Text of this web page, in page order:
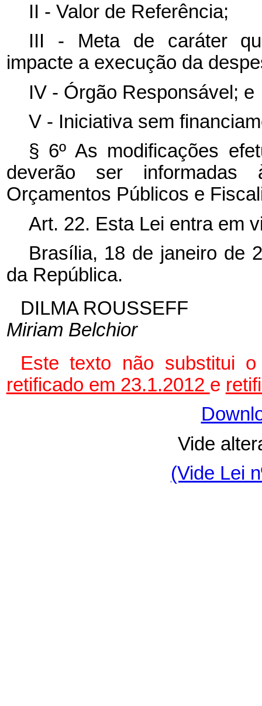
II - Valor de Referência;
III - Meta de caráter
impacte a execução da
IV - Órgão Responsável; e
V - Iniciativa sem
§ 6º As modificações
deverão ser
Orçamentos Públicos e
Art. 22. Esta Lei entra em
Brasília, 18 de janeiro de
da República.
DILMA ROUSSEFF
Miriam Belchior
Este texto não substitui
retificado em 23.1.2012 e
Vide
(Vide Lei